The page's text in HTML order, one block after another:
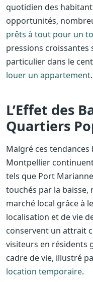
quotidien des
opportunités,
prêts à tout pour un
pressions croissantes
particulier dans le
louer un appartement.
L’Effet des
Quartiers
Malgré ces
Montpellier
tels que Port
touchés par la baisse,
marché local grâce à
localisation et de vie
conservent un attrait
visiteurs en résidents
cadre de vie, illustré
location temporaire.